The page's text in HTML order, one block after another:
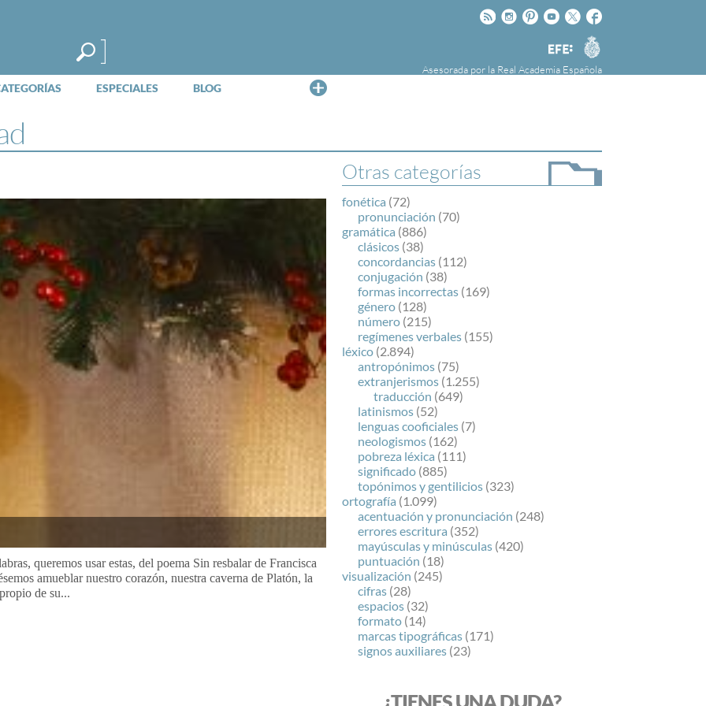
Facebook
Twitter
Youtube
Pinteres
Instagram
Rss
Agencia
EFE
Asesorada por la Real Academia Española
ESPECIALES BLOG
la Agencia Efe y la Real Academia Española,
cuyo objetivo es colaborar con el buen uso del
español en los medios de comunicación y en
Internet.
Otras categorías
fonética (72)
pronunciación (70)
gramática (886)
clásicos (38)
concordancias (112)
conjugación (38)
formas incorrectas (169)
género (128)
número (215)
regímenes verbales (155)
léxico (2.894)
antropónimos (75)
extranjerismos (1.255)
traducción (649)
latinismos (52)
lenguas cooficiales (7)
neologismos (162)
pobreza léxica (111)
significado (885)
topónimos y gentilicios (323)
ortografía (1.099)
acentuación y pronunciación (248)
errores escritura (352)
mayúsculas y minúsculas (420)
puntuación (18)
visualización (245)
cifras (28)
espacios (32)
formato (14)
marcas tipográficas (171)
signos auxiliares (23)
queremos usar estas, del poema Sin resbalar de Francisca
amueblar nuestro corazón, nuestra caverna de Platón, la
de su...
¿TIENES UNA DUDA?